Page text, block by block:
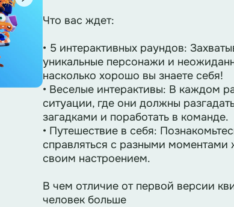
Что вас ждет:
• 5 интерактивных раундов:
уникальные персонажи и
насколько хорошо вы знаете себя!
• Веселые интерактивы: В каждом
ситуации, где они должны
загадками и поработать в команде.
• Путешествие в себя:
справляться с разными
своим настроением.
В чем отличие от первой версии
человек больше